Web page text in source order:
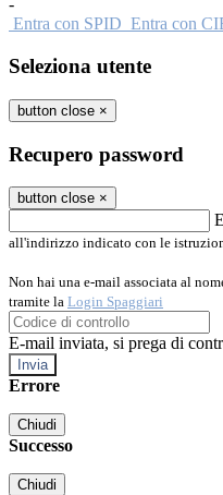
-
Entra con SPID Entra con
Seleziona utente
button close ×
Recupero password
button close ×
all'indirizzo indicato con le
Non hai una e-mail associata al
tramite la Login Spaggiari
E-mail inviata, si prega di
Errore
Chiudi
Successo
Chiudi